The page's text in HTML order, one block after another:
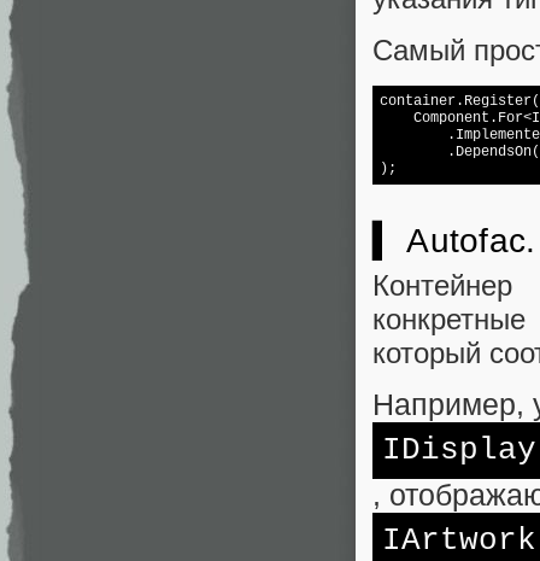
Самый
container.Register(
▍
Контейнер
который
Например,
IDisplay
,
IArtwork